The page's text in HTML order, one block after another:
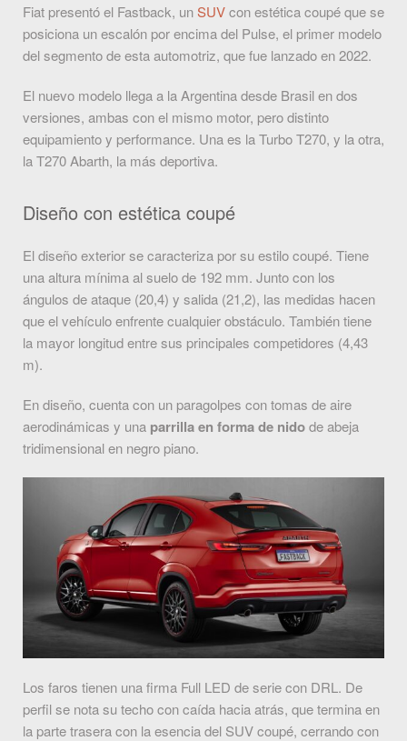
Fiat presentó el Fastback, unSUVcon estética coupé que se
posiciona un escalón por encima del Pulse, el primer modelo
del segmento de esta automotriz, que fue lanzado en 2022.
El nuevo modelo llega a la Argentina desde Brasil en dos
versiones, ambas con el mismo motor, pero distinto
equipamiento y performance. Una es la Turbo T270, y la otra,
la T270 Abarth, la más deportiva.
Diseño con estética coupé
El diseño exterior se caracteriza por su estilo coupé. Tiene
una altura mínima al suelo de 192 mm. Junto con los
ángulos de ataque (20,4) y salida (21,2), las medidas hacen
que el vehículo enfrente cualquier obstáculo. También tiene
la mayor longitud entre sus principales competidores (4,43
m).
En diseño, cuenta con un paragolpes con tomas de aire
aerodinámicas y una parrilla en forma de nidode abeja
tridimensional en negro piano.
Los faros tienen una firma Full LED de serie con DRL. De
perfil se nota su techo con caída hacia atrás, que termina en
la parte trasera con la esencia del SUV coupé, cerrando con